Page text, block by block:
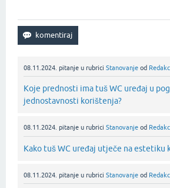
08.11.2024. pitanje u rubrici Stanovanje od
Koje prednosti ima tuš WC uređaj u
jednostavnosti korištenja?
08.11.2024. pitanje u rubrici Stanovanje od
Kako tuš WC uređaj utječe na estetiku
08.11.2024. pitanje u rubrici Stanovanje od